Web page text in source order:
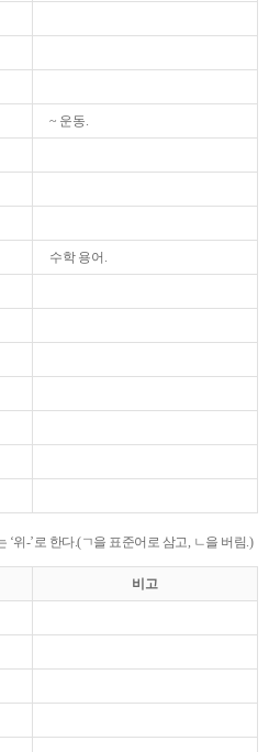
~ 운동.
수학 용어.
‘위-’로 한다.(ㄱ을 표준어로 삼고, ㄴ을 버림.)
비고